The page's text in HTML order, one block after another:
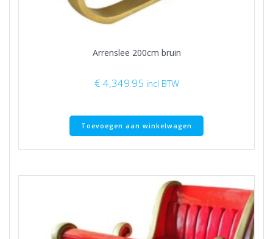
Arrenslee 200cm bruin
€ 4,349.95 incl BTW
Toevoegen aan winkelwagen